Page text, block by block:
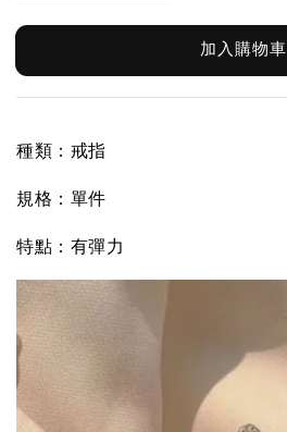
加入購物車
種類：戒指
規格：單件
特點：有彈力